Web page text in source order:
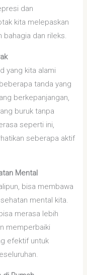
dan
kita melepaskan
bahagia dan rileks.
yang kita alami
tanda yang
berkepanjangan,
buruk tanpa
seperti ini,
seberapa aktif
Mental
bisa membawa
mental kita.
merasa lebih
memperbaiki
efektif untuk